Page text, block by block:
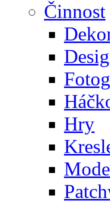
Činnost
Hry